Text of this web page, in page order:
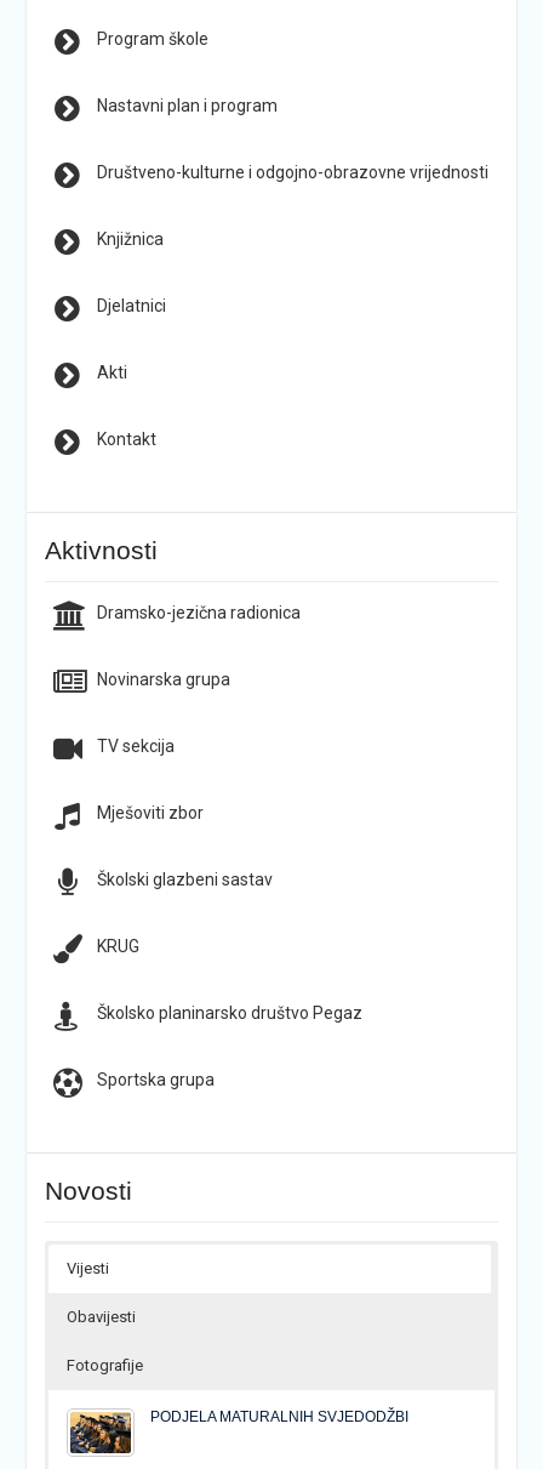
Program škole
Nastavni plan i program
Društveno-kulturne i odgojno-obrazovne vrijednosti
Knjižnica
Djelatnici
Akti
Kontakt
Aktivnosti
Dramsko-jezična radionica
Novinarska grupa
TV sekcija
Mješoviti zbor
Školski glazbeni sastav
KRUG
Školsko planinarsko društvo Pegaz
Sportska grupa
Novosti
Vijesti
Obavijesti
Fotografije
PODJELA MATURALNIH SVJEDODŽBI